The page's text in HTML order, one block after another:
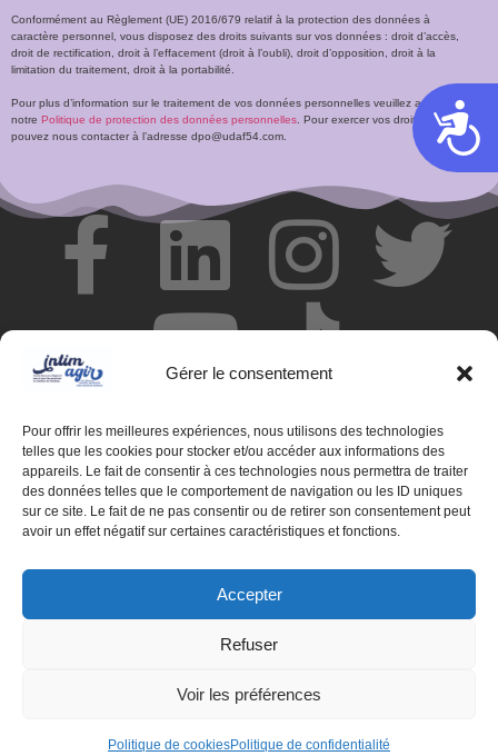
Gérer le consentement
Pour offrir les meilleures expériences, nous utilisons des technologies
telles que les cookies pour stocker et/ou accéder aux informations des
appareils. Le fait de consentir à ces technologies nous permettra de traiter
des données telles que le comportement de navigation ou les ID uniques
sur ce site. Le fait de ne pas consentir ou de retirer son consentement peut
avoir un effet négatif sur certaines caractéristiques et fonctions.
Accepter
Refuser
Voir les préférences
Politique de cookiesPolitique de confidentialité
Conformément au Règlement (UE) 2016/679 relatif à la protection des données à
caractère personnel, vous disposez des droits suivants sur vos données : droit d’accès,
droit de rectification, droit à l’effacement (droit à l’oubli), droit d’opposition, droit à la
limitation du traitement, droit à la portabilité.
Pour plus d’information sur le traitement de vos données personnelles veuillez accéder à
notre Politique de protection des données personnelles . Pour exercer vos droits, vous
pouvez nous contacter à l’adresse dpo@udaf54.com.
© Centre de ressources INTIMAGIR Grand Est – 124 rue de
Newcastle 54000 NANCY
Mentions légales
Politique de confidentialité
Politique de cookies